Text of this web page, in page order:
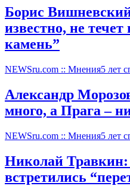
Борис
известно, не
камень”
NEWSru.com :: Мнения5 лет
Александр
много, а Прага –
NEWSru.com :: Мнения5 лет
Николай
встретились